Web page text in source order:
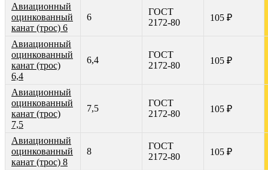
Авиационный
оцинкованный
канат (трос) 6
6
ГОСТ
2172-80
105 ₽
Авиационный
оцинкованный
канат (трос)
6,4
6,4
ГОСТ
2172-80
105 ₽
Авиационный
оцинкованный
канат (трос)
7,5
7,5
ГОСТ
2172-80
105 ₽
Авиационный
оцинкованный
канат (трос) 8
8
ГОСТ
2172-80
105 ₽